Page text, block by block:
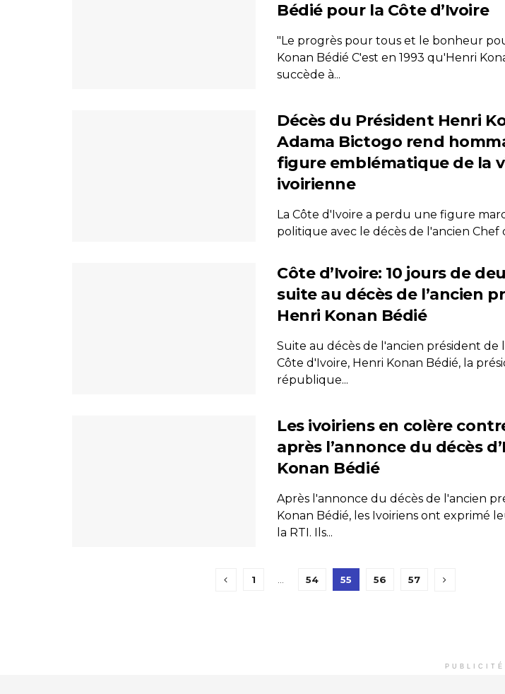
Bédié pour la Côte d’Ivoire
"Le progrès pour tous et le bonheur
Konan Bédié C'est en 1993 qu'Henri
succède à...
Décès du Président Henri
Adama Bictogo rend
figure emblématique de la
ivoirienne
La Côte d'Ivoire a perdu une figure
politique avec le décès de l'ancien Chef
Côte d’Ivoire: 10 jours de
suite au décès de l’ancien
Henri Konan Bédié
Suite au décès de l'ancien président de
Côte d'Ivoire, Henri Konan Bédié, la
république...
Les ivoiriens en colère
après l’annonce du décès
Konan Bédié
Après l'annonce du décès de l'ancien
Konan Bédié, les Ivoiriens ont exprimé
la RTI. Ils...
1 54 55 56 57
PUBLICITÉ